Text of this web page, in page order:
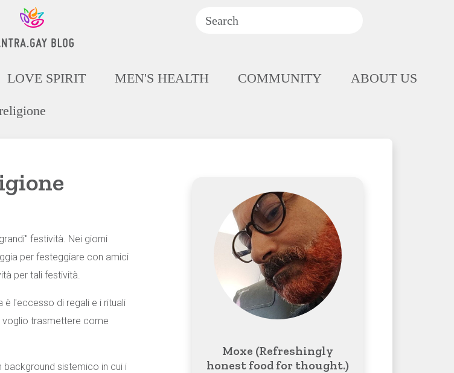
LOVE SPIRIT MEN'S HEALTH COMMUNITY ABOUT US
festività. Nei giorni
per festeggiare con amici
per tali festività.
l'eccesso di regali e i rituali
voglio trasmettere come
background sistemico in cui i
Moxe (Refreshingly
honest food for thought.)